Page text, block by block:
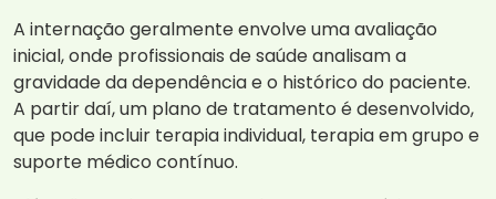
A internação geralmente envolve uma avaliação
inicial, onde profissionais de saúde analisam a
gravidade da dependência e o histórico do paciente.
A partir daí, um plano de tratamento é desenvolvido,
que pode incluir terapia individual, terapia em grupo e
suporte médico contínuo.